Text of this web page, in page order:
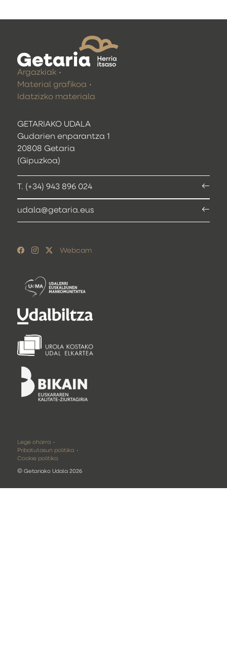
GETARIAKO UDALA
Gudarien enparantza 1
20808 Getaria
(Gipuzkoa)
T. (+34) 943 896 024
udala@getaria.eus
Argazkiak
Material grafikoa
Idatzizko materiala
Webcam
Lege oharra
Pribatutasun politika
Cookie politika
©Getariako Udala 2026